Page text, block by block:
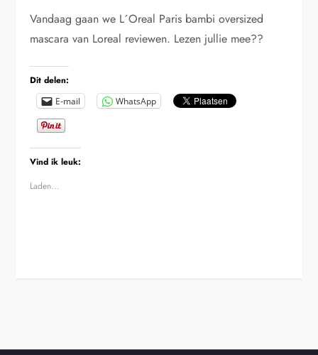
Vandaag gaan we L´Oreal Paris bambi oversized
mascara van Loreal reviewen. Lezen jullie mee??
Dit delen:
E-mail WhatsApp
Vind ik leuk:
Laden...